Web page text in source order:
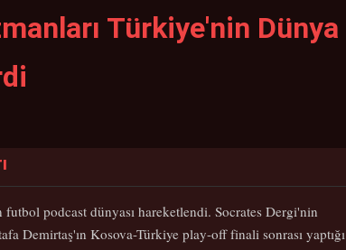
Türkiye'nin Dünya
futbol podcast dünyası hareketlendi. Socrates Dergi'nin
Demirtaş'ın Kosova-Türkiye play-off finali sonrası yaptığı